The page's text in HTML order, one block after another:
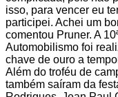
isso, para vencer eu
participei. Achei um
comentou Pruner. A
Automobilismo foi
chave de ouro a
Além do troféu de
também saíram da